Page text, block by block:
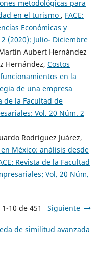
metodológicas para
en el turismo , FACE:
Económicas y
(2020): Julio- Diciembre
Aubert Hernández
Hernández, Costos
en la
de una empresa
de la Facultad de
Vol. 20 Núm. 2
Rodríguez Juárez,
México: análisis desde
Revista de la Facultad
Vol. 20 Núm.
1-10 de 451 Siguiente
de similitud avanzada